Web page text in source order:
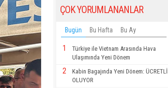
ÇOK YORUMLANANLAR
Bugün Bu Hafta Bu Ay
1
Türkiye ile Vietnam Arasında Hava
Ulaşımında Yeni Dönem
2
Kabin Bagajında Yeni Dönem: ÜCRETLİ
OLUYOR